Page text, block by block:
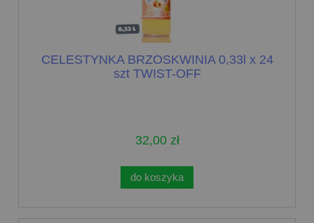
CELESTYNKA BRZOSKWINIA 0,33l x 24
szt TWIST-OFF
32,00 zł
do koszyka